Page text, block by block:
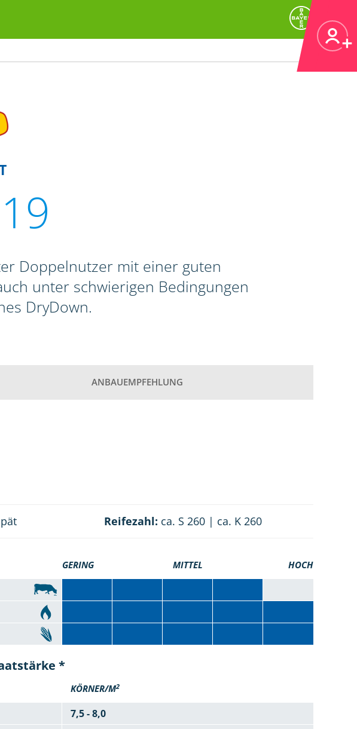
Doppelnutzer mit einer guten
unter schwierigen Bedingungen
DryDown.
ANBAUEMPFEHLUNG
Reifezahl: ca. S 260 | ca. K 260
GERING MITTEL HOCH
*
KÖRNER/M2
7,5 - 8,0